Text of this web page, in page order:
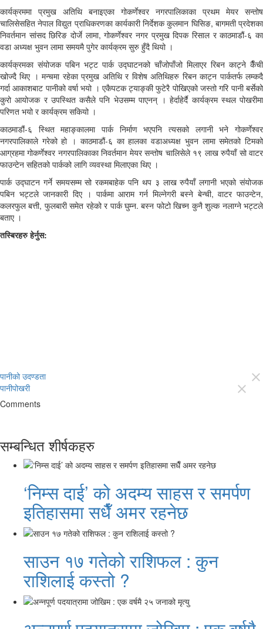
कार्यक्रममा प्रमुख अतिथि बनाइएका गोकर्णेश्वर नगरपालिकाका प्रथम मेयर सन्तोष
चालिसेसहित नेपाल विद्युत प्राधिकरणका कार्यकारी निर्देशक कुलमान घिसिङ, बागमती प्रदेशका
निवर्तमान सांसद छिरिङ दोर्जे लामा, गोकर्णेश्वर नगर प्रमुख दिपक रिसाल र काठमाडौं-६ का
वडा अध्यक्ष भुवन लामा समयमै पुगेर कार्यक्रम सुरु हुँदै थियो ।
कार्यक्रमका संयोजक पबिन भट्ट पार्क उद्घाटनको चाँजोपाँजो मिलाएर रिबन काट्ने कैँची
खोज्दै थिए । मन्चमा रहेका प्रमुख अतिथि र विशेष अतिथिहरु रिबन काट्न पार्कतर्फ लम्कदै
गर्दा आकाशबाट पानीको वर्षा भयो । एकैपटक ट्याङ्की फुटेरै पोखिएको जस्तो गरि पानी बर्सेको
कुरो आयोजक र उपस्थित कसैले पनि भेउसम्म पाएनन् । हेर्दाहेर्दै कार्यक्रम स्थल पोखरीमा
परिणत भयो र कार्यक्रम सकियो ।
काठमाडौं-६ स्थित महाङ्कालमा पार्क निर्माण भएपनि त्यसको लगानी भने गोकर्णेश्वर
नगरपालिकाले गरेको हो । काठमाडौं-६ का हालका वडाअध्यक्ष भुवन लामा समेतको टिमको
आग्रहमा गोकर्णेश्वर नगरपालिकाका निवर्तमान मेयर सन्तोष चालिसेले १९ लाख रुपैयाँ सो वाटर
फाउन्टेन सहितको पार्कको लागि व्यवस्था मिलाएका थिए ।
पार्क उद्घाटन गर्ने समयसम्म सो रकमबाहेक पनि थप ३ लाख रुपैयाँ लगानी भएको संयोजक
पबिन भट्टले जानकारी दिए । पार्कमा आराम गर्न मिल्नेगरी बस्ने बेन्ची, वाटर फाउन्टेन,
कलरफुल बत्ती, फुलबारी समेत रहेको र पार्क घुम्‍न. बस्‍न फोटो खिच्‍न कुनै शुल्क नलाग्‍ने भट्टले
बताए ।
तस्बिरहरु हेर्नुस:
पानीको उदण्डता close
पानीपोखरी close
Comments
सम्बन्धित शीर्षकहरु
‘निम्स दाई’ को अदम्य साहस र समर्पण
इतिहासमा सधैँ अमर रहनेछ
साउन १७ गतेको राशिफल : कुन
राशिलाई कस्तो ?